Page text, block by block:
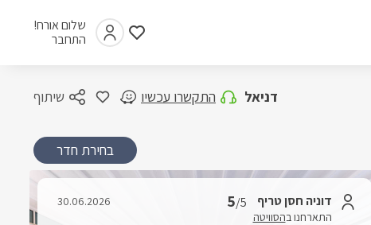
שלום אורח!
התחבר
שיתוף דניאל התקשרו עכשיו
בחירת חדר
דוניה חסן טריף 5/5
התארחנו בהסוויטה
30.06.2026